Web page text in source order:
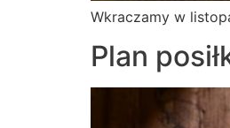
Wkraczamy w
Plan